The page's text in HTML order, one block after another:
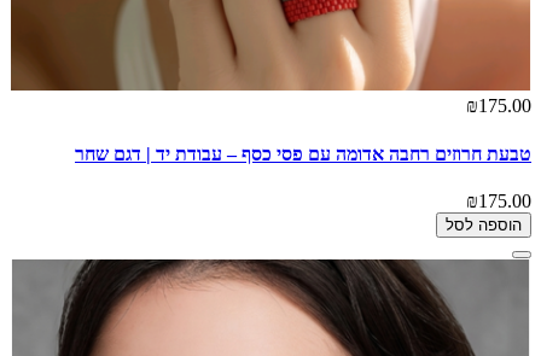
₪175.00
טבעת חרוזים רחבה אדומה עם פסי כסף – עבודת יד | דגם שחר
₪175.00
הוספה לסל